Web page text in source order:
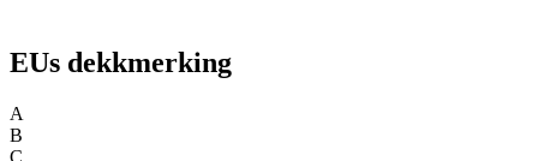
EUs dekkmerking
A
B
C